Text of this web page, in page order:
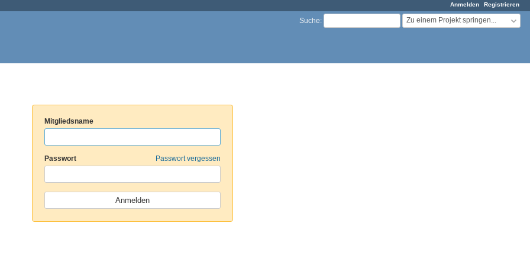
Anmelden Registrieren
Suche: Zu einem Projekt springen...
Mitgliedsname
Passwort Passwort vergessen